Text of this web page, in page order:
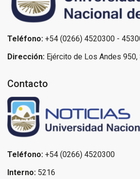
Teléfono: +54 (0266) 4520300 -
Dirección: Ejército de Los Andes 950,
Contacto
Teléfono: +54 (0266) 4520300
Interno: 5216